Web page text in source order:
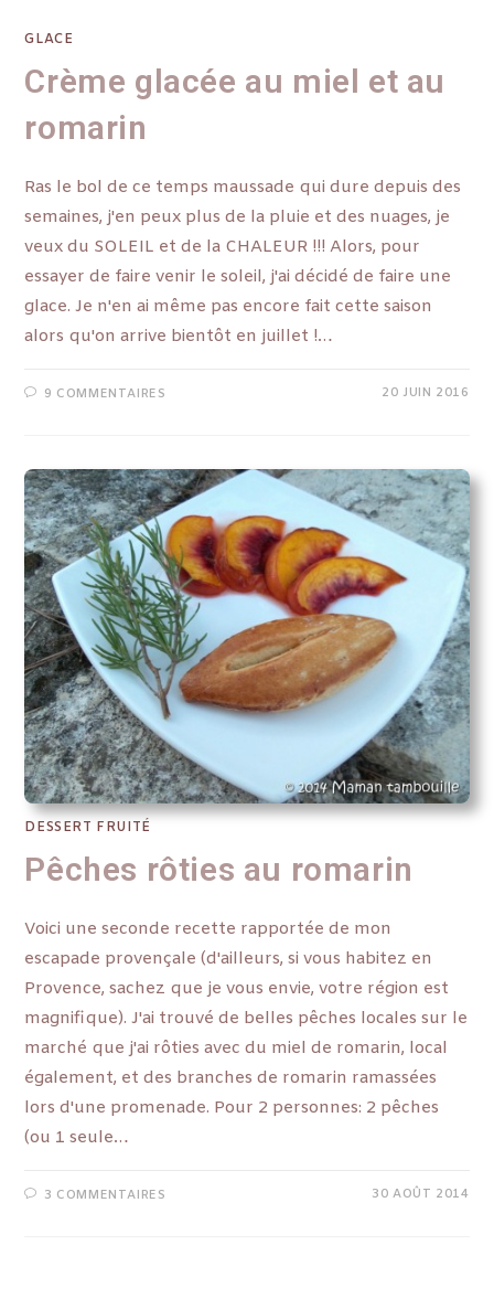
GLACE
Crème glacée au miel et au
romarin
Ras le bol de ce temps maussade qui dure depuis des
semaines, j'en peux plus de la pluie et des nuages, je
veux du SOLEIL et de la CHALEUR !!! Alors, pour
essayer de faire venir le soleil, j'ai décidé de faire une
glace. Je n'en ai même pas encore fait cette saison
alors qu'on arrive bientôt en juillet !…
9 COMMENTAIRES 20 JUIN 2016
DESSERT FRUITÉ
Pêches rôties au romarin
Voici une seconde recette rapportée de mon
escapade provençale (d'ailleurs, si vous habitez en
Provence, sachez que je vous envie, votre région est
magnifique). J'ai trouvé de belles pêches locales sur le
marché que j'ai rôties avec du miel de romarin, local
également, et des branches de romarin ramassées
lors d'une promenade. Pour 2 personnes: 2 pêches
(ou 1 seule…
3 COMMENTAIRES 30 AOÛT 2014